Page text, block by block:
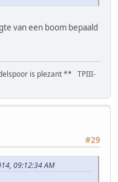
van een boom bepaald
is plezant ** TPIII-
#29
09:12:34 AM